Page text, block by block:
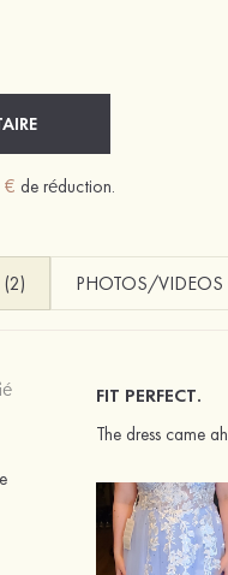
€ de réduction.
PHOTOS/VIDEOS
FIT PERFECT.
The dress came